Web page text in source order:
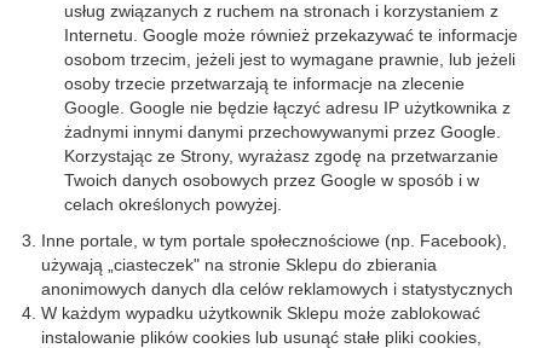
usług związanych z ruchem na stronach i korzystaniem z
Internetu. Google może również przekazywać te informacje
osobom trzecim, jeżeli jest to wymagane prawnie, lub jeżeli
osoby trzecie przetwarzają te informacje na zlecenie
Google. Google nie będzie łączyć adresu IP użytkownika z
żadnymi innymi danymi przechowywanymi przez Google.
Korzystając ze Strony, wyrażasz zgodę na przetwarzanie
Twoich danych osobowych przez Google w sposób i w
celach określonych powyżej.
Inne portale, w tym portale społecznościowe (np. Facebook),
używają „ciasteczek" na stronie Sklepu do zbierania
anonimowych danych dla celów reklamowych i statystycznych
W każdym wypadku użytkownik Sklepu może zablokować
instalowanie plików cookies lub usunąć stałe pliki cookies,